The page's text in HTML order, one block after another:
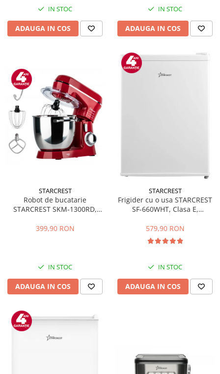
IN STOC
ADAUGA IN COS
IN STOC
ADAUGA IN COS
STARCREST
Robot de bucatarie
STARCREST SKM-1300RD,
Accesorii, 10 Viteze + Pulse,
399,90 RON
IN STOC
ADAUGA IN COS
STARCREST
Frigider cu o usa STARCREST
SF-660WHT, Clasa E,
579,90 RON
IN STOC
ADAUGA IN COS